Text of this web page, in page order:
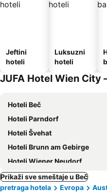
Jeftini
hoteli
Luksuzni
hoteli
JUFA Hotel Wien City
Hoteli Beč
Hoteli Parndorf
Hoteli Švehat
Hoteli Brunn am Gebirge
Hoteli Wiener Neudorf
Prikaži sve smeštaje u Beč
pretraga hotela
Evropa